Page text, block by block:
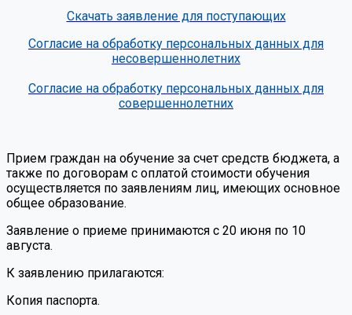
Скачать заявление для поступающих
Согласие на обработку персональных данных для
несовершеннолетних
Согласие на обработку персональных данных для
совершеннолетних
Прием граждан на обучение за счет средств бюджета, а
также по договорам с оплатой стоимости обучения
осуществляется по заявлениям лиц, имеющих основное
общее образование.
Заявление о приеме принимаются с 20 июня по 10
августа.
К заявлению прилагаются:
Копия паспорта.